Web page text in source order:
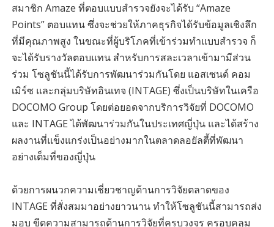
สมาชิก Amaze ที่ตอบแบบสำรวจยังจะได้รับ “Amaze
Points” ตอบแทน ซึ่งจะช่วยให้ภาคธุรกิจได้รับข้อมูลเชิงลึก
ที่มีคุณภาพสูง ในขณะที่ผู้บริโภคที่เข้าร่วมทำแบบสำรวจ ก็
จะได้รับรางวัลตอบแทน สำหรับการสละเวลาเข้ามามีส่วน
ร่วม โซลูชันนี้ได้รับการพัฒนาร่วมกันโดย แอสเซนด์ คอม
เมิร์ซ และกลุ่มบริษัทอินเทจ (INTAGE) ซึ่งเป็นบริษัทในเครือ
DOCOMO Group โดยต่อยอดจากบริการวิจัยที่ DOCOMO
และ INTAGE ได้พัฒนาร่วมกันในประเทศญี่ปุ่น และได้สร้าง
ผลงานที่แข็งแกร่งเป็นอย่างมากในตลาดลอยัลตี้ที่พัฒนา
อย่างเต็มที่ของญี่ปุ่น
ด้วยการผนวกความเชี่ยวชาญด้านการวิจัยตลาดของ
INTAGE ที่สั่งสมมาอย่างยาวนาน ทำให้โซลูชันนี้สามารถส่ง
มอบ ขีดความสามารถด้านการวิจัยที่ครบวงจร ครอบคลุม